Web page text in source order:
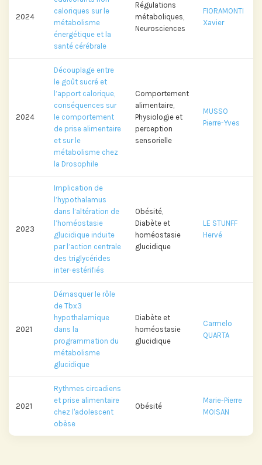
2024
caloriques sur le
métabolisme
énergétique et la
santé cérébrale
Régulations
métaboliques,
Neurosciences
FIORAMONTI
Xavier
2024
Découplage entre
le goût sucré et
l’apport calorique,
conséquences sur
le comportement
de prise alimentaire
et sur le
métabolisme chez
la Drosophile
Comportement
alimentaire,
Physiologie et
perception
sensorielle
MUSSO
Pierre-Yves
2023
Implication de
l’hypothalamus
dans l’altération de
l’homéostasie
glucidique induite
par l’action centrale
des triglycérides
inter-estérifiés
Obésité,
Diabète et
homéostasie
glucidique
LE STUNFF
Hervé
2021
Démasquer le rôle
de Tbx3
hypothalamique
dans la
programmation du
métabolisme
glucidique
Diabète et
homéostasie
glucidique
Carmelo
QUARTA
2021
Rythmes circadiens
et prise alimentaire
chez l'adolescent
obèse
Obésité
Marie-Pierre
MOISAN